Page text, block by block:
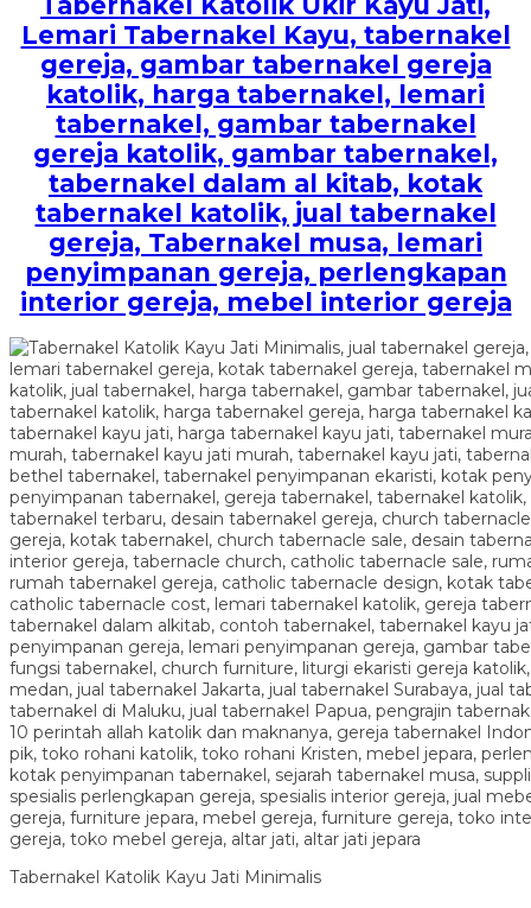
Lemari Tabernakel Kayu, tabernakel
gereja, gambar tabernakel gereja
katolik, harga tabernakel, lemari
tabernakel, gambar tabernakel
gereja katolik, gambar tabernakel,
tabernakel dalam al kitab, kotak
tabernakel katolik, jual tabernakel
gereja, Tabernakel musa, lemari
penyimpanan gereja, perlengkapan
interior gereja, mebel interior gereja
Tabernakel Katolik Kayu Jati Minimalis